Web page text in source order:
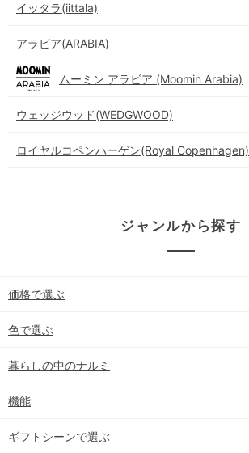
イッタラ(iittala)
アラビア(ARABIA)
ムーミン アラビア (Moomin Arabia)
ウェッジウッド(WEDGWOOD)
ロイヤルコペンハーゲン(Royal Copenhagen)
ジャンルから探す
価格で選ぶ
色で選ぶ
暮らしの中のナルミ
機能
ギフトシーンで選ぶ